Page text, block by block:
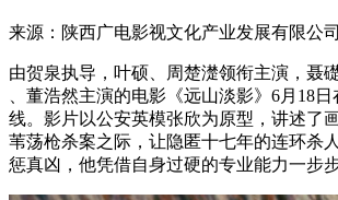
来源：陕西广电影视文化产业发展有限公司
由贺泉执导，叶硕、周楚濋领衔主演，聂
、董浩然主演的电影《远山淡影》6月18
线。影片以公安英模张欣为原型，讲述了
苇荡枪杀案之际，让隐匿十七年的连环杀
惩真凶，他凭借自身过硬的专业能力一步